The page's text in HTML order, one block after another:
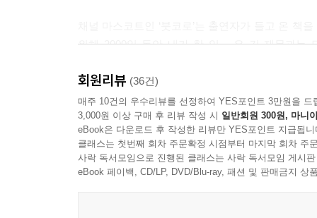
한국의 출판과 오프라인 서점 업계는 그 어느 때
서점 ‘유린도’는 시대의 흐름에 순응하는 대신
‘캐릭터’로 찐 팬을 만들어 대중의 발걸음을 다
책이 팔리지 않는 시대에 책과 서점이 어떻게 살
모든 출판인과 서점인에게 완벽한 돌파구가 되어
위해 2000일 동안 내가 한 일』은 긴 제목과는
테다. 일단 분량 제한 없이 찍고, 엄청난 시간을
덕분에 저자의 개그 감각만큼이나 ‘재미있고 매력
개들도 어쩐지 늠름해 보인다”였다. 재미있는 사
- 구환회 (교보문고 eBiz본부 e커머스영업팀 도서
회원리뷰 (36건)
매주 10건의 우수리뷰를 선정하여 YES포인트 3만원을 드
3,000원 이상 구매 후 리뷰 작성 시 일반회원 300원, 마니
eBook은 다운로드 후 작성한 리뷰만 YES포인트 지급됩니
클래스는 첫번째 회차 주문확정 시점부터 마지막 회차 주
사락 독서모임으로 진행된 클래스는 사락 독서모임 게시
eBook 페이백, CD/LP, DVD/Blu-ray, 패션 및 판매금지 상